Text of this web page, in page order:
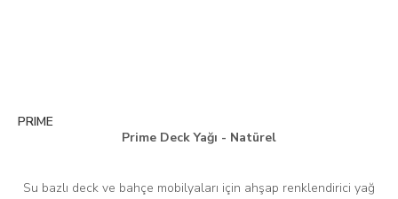
PRIME
Prime Deck Yağı - Natürel
Su bazlı deck ve bahçe mobilyaları için ahşap renklendirici yağ